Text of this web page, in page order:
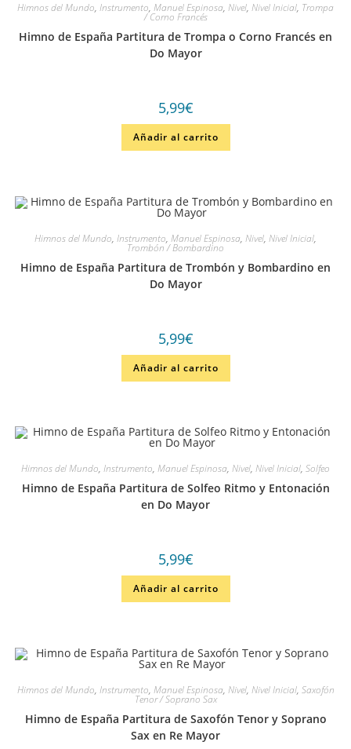
Himnos del Mundo, Instrumento, Manuel Espinosa, Nivel, Nivel Inicial, Trompa
/ Corno Francés
Himno de España Partitura de Trompa o Corno Francés en
Do Mayor
5,99€
Añadir al carrito
Himnos del Mundo, Instrumento, Manuel Espinosa, Nivel, Nivel Inicial,
Trombón / Bombardino
Himno de España Partitura de Trombón y Bombardino en
Do Mayor
5,99€
Añadir al carrito
Himnos del Mundo, Instrumento, Manuel Espinosa, Nivel, Nivel Inicial, Solfeo
Himno de España Partitura de Solfeo Ritmo y Entonación
en Do Mayor
5,99€
Añadir al carrito
Himnos del Mundo, Instrumento, Manuel Espinosa, Nivel, Nivel Inicial, Saxofón
Tenor / Soprano Sax
Himno de España Partitura de Saxofón Tenor y Soprano
Sax en Re Mayor